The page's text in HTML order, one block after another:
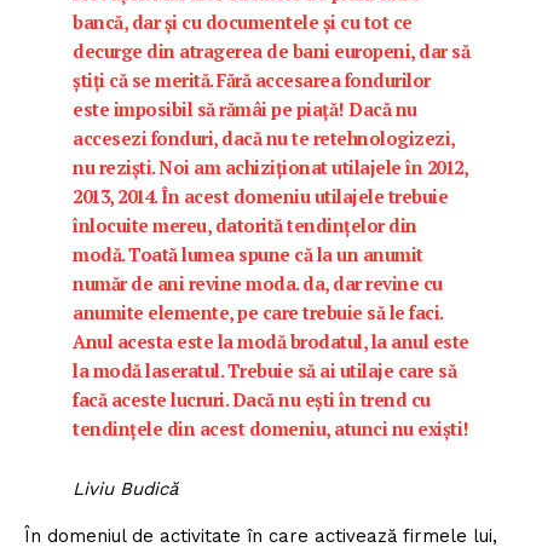
bancă, dar şi cu documentele şi cu tot ce
decurge din atragerea de bani europeni, dar să
ştiţi că se merită. Fără accesarea fondurilor
este imposibil să rămâi pe piaţă! Dacă nu
accesezi fonduri, dacă nu te retehnologizezi,
nu rezişti. Noi am achiziţionat utilajele în 2012,
2013, 2014. În acest domeniu utilajele trebuie
înlocuite mereu, datorită tendinţelor din
modă. Toată lumea spune că la un anumit
număr de ani revine moda. da, dar revine cu
anumite elemente, pe care trebuie să le faci.
Anul acesta este la modă brodatul, la anul este
la modă laseratul. Trebuie să ai utilaje care să
facă aceste lucruri. Dacă nu eşti în trend cu
tendinţele din acest domeniu, atunci nu exişti!
Liviu Budică
În domeniul de activitate în care activează firmele lui,